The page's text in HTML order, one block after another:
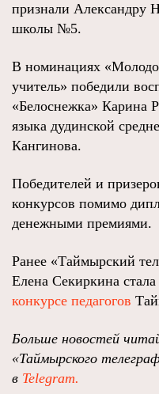
признали Александру
школы №5.
В номинациях
учитель» победили
«Белоснежка» Карина
языка дудинской
Кангинова.
Победителей и
конкурсов помимо
денежными премиями.
Ранее «Таймырский
Елена Секиркина
конкурсе педагогов
Больше новостей
«Таймырского
в Telegram.